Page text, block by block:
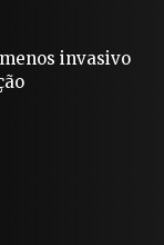
invasivo